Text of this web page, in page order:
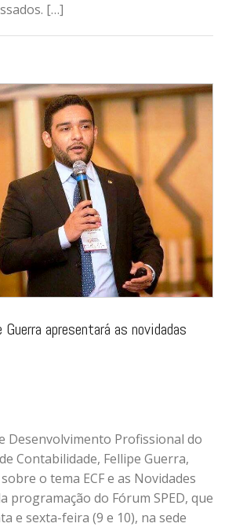
[…]
apresentará as novidadas
Desenvolvimento Profissional do
Contabilidade, Fellipe Guerra,
o tema ECF e as Novidades
programação do Fórum SPED, que
e sexta-feira (9 e 10), na sede